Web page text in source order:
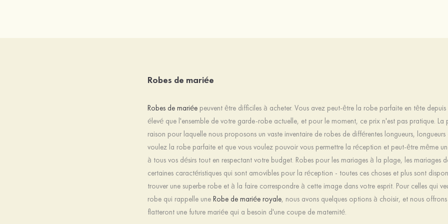
Robes de mariée
Robes de mariéepeuvent être difficiles à acheter. Vous avez peut-être la robe parfaite en tête
élevé que l'ensemble de votre garde-robe actuelle, et pour le moment, ce prix n'est pas pratique.
raison pour laquelle nous proposons un vaste inventaire de robes de différentes longueurs,
voulez la robe parfaite et que vous voulez pouvoir vous permettre la réception et peut-être même
à tous vos désirs tout en respectant votre budget. Robes pour les mariages à la plage, les mariages
certaines caractéristiques qui sont amovibles pour la réception - toutes ces choses et plus sont
trouver une superbe robe et à la faire correspondre à cette image dans votre esprit. Pour celles qui
robe qui rappelle une Robe de mariée royale, nous avons quelques options à choisir, et nous
flatteront une future mariée qui a besoin d'une coupe de maternité.